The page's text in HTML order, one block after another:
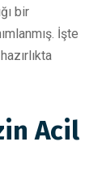
bir
İşte
Acil